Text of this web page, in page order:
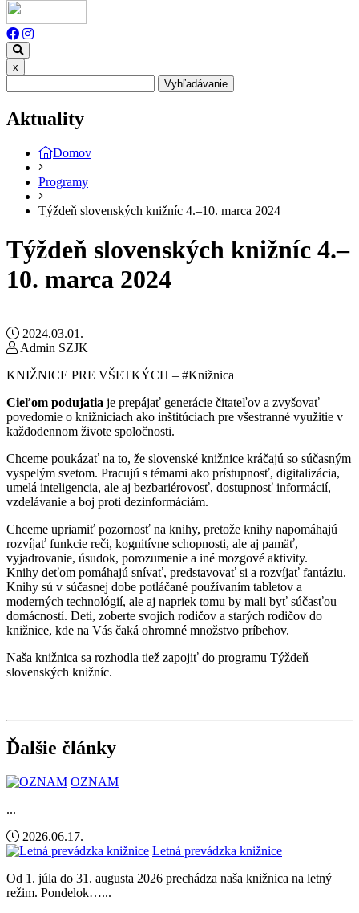
x
Vyhľadávanie
Aktuality
Domov
Programy
Týždeň slovenských knižníc 4.–10. marca 2024
Týždeň slovenských knižníc 4.–
10. marca 2024
2024.03.01.
Admin SZJK
KNIŽNICE PRE VŠETKÝCH – #Knižnica
Cieľom podujatia je prepájať generácie čitateľov a zvyšovať
povedomie o knižniciach ako inštitúciach pre všestranné využitie v
každodennom živote spoločnosti.
Chceme poukázať na to, že slovenské knižnice kráčajú so súčasným
vyspelým svetom. Pracujú s témami ako prístupnosť, digitalizácia,
umelá inteligencia, ale aj bezbariérovosť, dostupnosť informácií,
vzdelávanie a boj proti dezinformáciám.
Chceme upriamiť pozornosť na knihy, pretože knihy napomáhajú
rozvíjať funkcie reči, kognitívne schopnosti, ale aj pamäť,
vyjadrovanie, úsudok, porozumenie a iné mozgové aktivity.
Knihy deťom pomáhajú snívať, predstavovať si a rozvíjať fantáziu.
Knihy sú v súčasnej dobe potláčané používaním tabletov a
moderných technológií, ale aj napriek tomu by mali byť súčasťou
domácností. Deti, zoberte svojich rodičov a starých rodičov do
knižnice, kde na Vás čaká ohromné množstvo príbehov.
Naša knižnica sa rozhodla tiež zapojiť do programu Týždeň
slovenských knižníc.
Ďalšie články
OZNAM
...
2026.06.17.
Letná prevádzka knižnice
Od 1. júla do 31. augusta 2026 prechádza naša knižnica na letný
režim. Pondelok…...